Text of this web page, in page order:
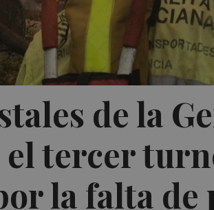
de la
tercer
la falta de